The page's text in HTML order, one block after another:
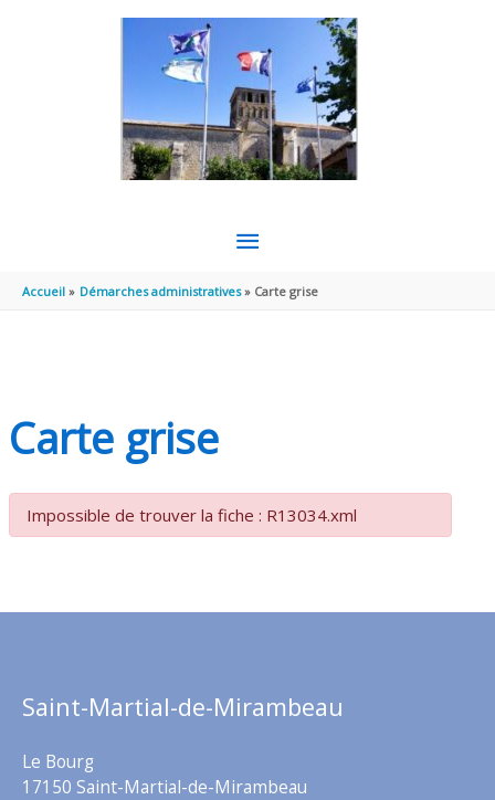
MENU
PRINCIPAL
Accueil Démarches administratives Carte grise
Carte grise
Impossible de trouver la fiche : R13034.xml
Saint-Martial-de-Mirambeau
Le Bourg
17150 Saint-Martial-de-Mirambeau